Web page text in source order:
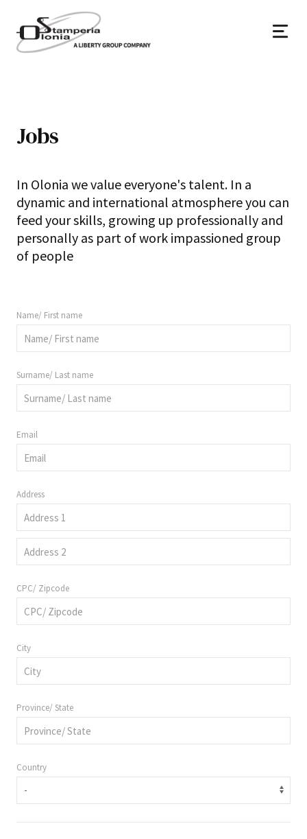
Jobs
In Olonia we value everyone's talent. In a
dynamic and international atmosphere you can
feed your skills, growing up professionally and
personally as part of work impassioned group
of people
Name/ First name
Surname/ Last name
Email
Address
CPC/ Zipcode
City
Province/ State
Country